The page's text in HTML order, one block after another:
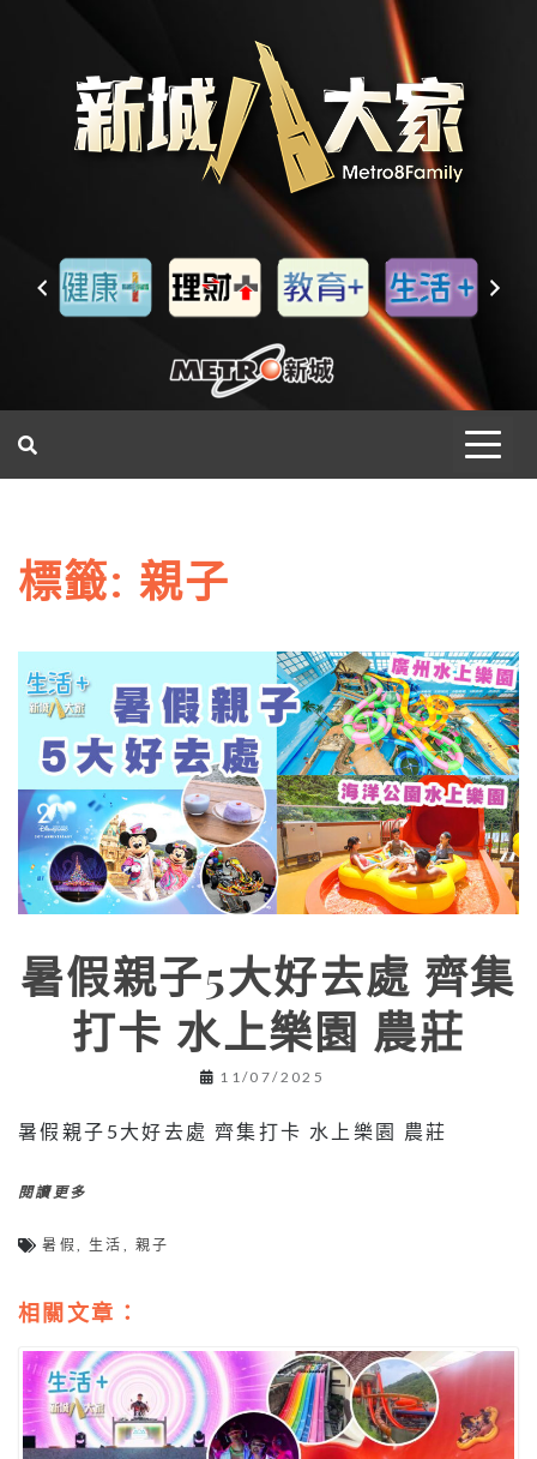
標籤: 親子
暑假親子5大好去處 齊集
打卡 水上樂園 農莊
11/07/2025
暑假親子5大好去處 齊集打卡 水上樂園 農莊
閱讀更多
暑假, 生活 , 親子
相關文章：